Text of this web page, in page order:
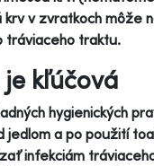
krv v zvratkoch môže
tráviaceho traktu.
kľúčová
hygienických
jedlom a po použití
infekciám